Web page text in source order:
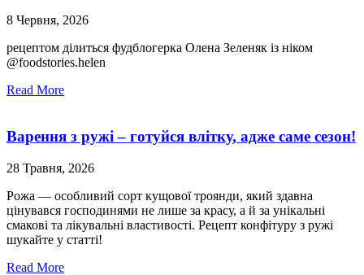
8 Червня, 2026
рецептом ділиться фудблогерка Олена Зеленяк із ніком
@foodstories.helen
Read More
Варення з ружі – готуйся влітку, адже саме сезон!
28 Травня, 2026
Рожа — особливий сорт кущової троянди, який здавна
цінувався господинями не лише за красу, а й за унікальні
смакові та лікувальні властивості. Рецепт конфітуру з ружі
шукайте у статті!
Read More